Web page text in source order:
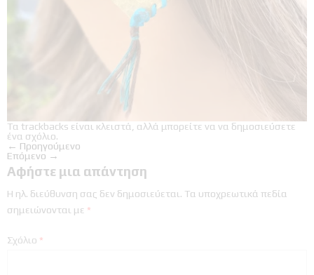
Τα trackbacks είναι κλειστά, αλλά μπορείτε να να δημοσιεύσετε
ένα σχόλιο.
← Προηγούμενο
Επόμενο →
Αφήστε μια απάντηση
Η ηλ. διεύθυνση σας δεν δημοσιεύεται. Τα υποχρεωτικά πεδία
σημειώνονται με *
Σχόλιο *